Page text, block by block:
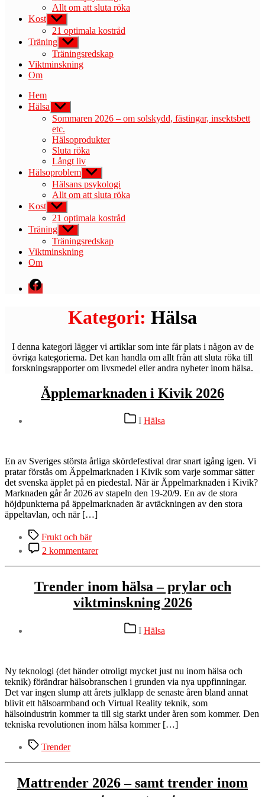
Allt om att sluta röka
Kost Visa
undermeny
21 optimala kostråd
Träning Visa
undermeny
Träningsredskap
Viktminskning
Om
Hem
Hälsa Visa
undermeny
Sommaren 2026 – om solskydd, fästingar, insektsbett
etc.
Hälsoprodukter
Sluta röka
Långt liv
Hälsoproblem Visa
undermeny
Hälsans psykologi
Allt om att sluta röka
Kost Visa
undermeny
21 optimala kostråd
Träning Visa
undermeny
Träningsredskap
Viktminskning
Om
Menyval
Kategori: Hälsa
I denna kategori lägger vi artiklar som inte får plats i någon av de
övriga kategorierna. Det kan handla om allt från att sluta röka till
forskningsrapporter om livsmedel eller andra nyheter inom hälsa.
Äpplemarknaden i Kivik 2026
Kategorier
I Hälsa
En av Sveriges största årliga skördefestival drar snart igång igen. Vi
pratar förstås om Äppelmarknaden i Kivik som varje sommar sätter
det svenska äpplet på en piedestal. När är Äppelmarknaden i Kivik?
Marknaden går år 2026 av stapeln den 19-20/9. En av de stora
höjdpunkterna på äppelmarknaden är avtäckningen av den stora
äppeltavlan, och när […]
Etiketter
Frukt och bär
2 kommentarertill
Äpplemarknaden
i
2026
Trender inom hälsa – prylar och
viktminskning 2026
Kategorier
I Hälsa
Ny teknologi (det händer otroligt mycket just nu inom hälsa och
teknik) förändrar hälsobranschen i grunden via nya uppfinningar.
Det var ingen slump att årets julklapp de senaste åren bland annat
blivit ett hälsoarmband och Virtual Reality teknik, som
hälsoindustrin kommer ta till sig starkt under åren som kommer. Den
tekniska revolutionen inom hälsa kommer […]
Etiketter
Trender
Mattrender 2026 – samt trender inom